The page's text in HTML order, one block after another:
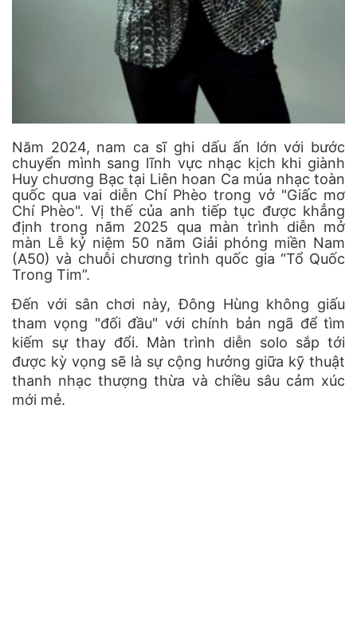
Năm 2024, nam ca sĩ ghi dấu ấn lớn với bước
chuyển mình sang lĩnh vực nhạc kịch khi giành
Huy chương Bạc tại Liên hoan Ca múa nhạc toàn
quốc qua vai diễn Chí Phèo trong vở "Giấc mơ
Chí Phèo". Vị thế của anh tiếp tục được khẳng
định trong năm 2025 qua màn trình diễn mở
màn Lễ kỷ niệm 50 năm Giải phóng miền Nam
(A50) và chuỗi chương trình quốc gia “Tổ Quốc
Trong Tim”.
Đến với sân chơi này, Đông Hùng không giấu
tham vọng "đối đầu" với chính bản ngã để tìm
kiếm sự thay đổi. Màn trình diễn solo sắp tới
được kỳ vọng sẽ là sự cộng hưởng giữa kỹ thuật
thanh nhạc thượng thừa và chiều sâu cảm xúc
mới mẻ.